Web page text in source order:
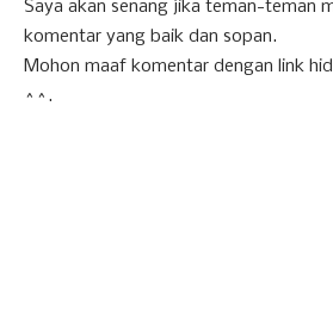
Saya akan senang jika teman-teman
komentar yang baik dan sopan.
Mohon maaf komentar dengan link
^^.